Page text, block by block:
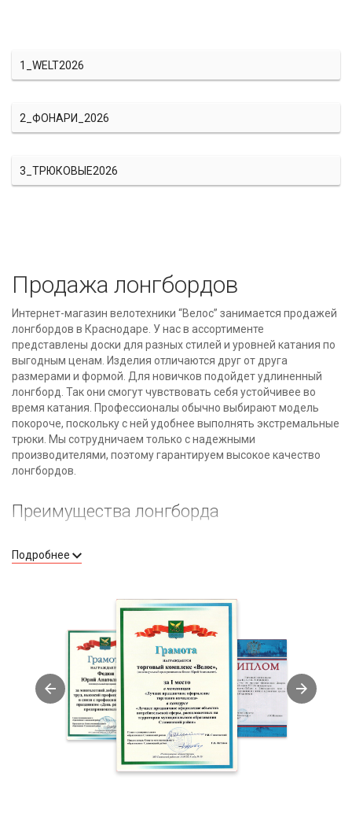
1_WELT2026
2_ФОНАРИ_2026
3_ТРЮКОВЫЕ2026
Продажа лонгбордов
Интернет-магазин велотехники “Велос” занимается продажей
лонгбордов в Краснодаре. У нас в ассортименте
представлены доски для разных стилей и уровней катания по
выгодным ценам. Изделия отличаются друг от друга
размерами и формой. Для новичков подойдет удлиненный
лонгборд. Так они смогут чувствовать себя устойчивее во
время катания. Профессионалы обычно выбирают модель
покороче, поскольку с ней удобнее выполнять экстремальные
трюки. Мы сотрудничаем только с надежными
производителями, поэтому гарантируем высокое качество
лонгбордов.
Преимущества лонгборда
Выполнение трюков на бордюрах, спуска с крутой горы.
Высокая маневренность.
Польза для здоровья (развитие всех групп мышц,
координации движений).
Огромный выбор: от бюджетных вариантов до
профессиональных моделей.
Как заказать лонгборд у нас
Чтобы купить высокоскоростную роликовую доску,
ознакомьтесь с каталогом и добавьте понравившийся
вариант в корзину. Оформите заказ, указав ФИО,
Подробнее